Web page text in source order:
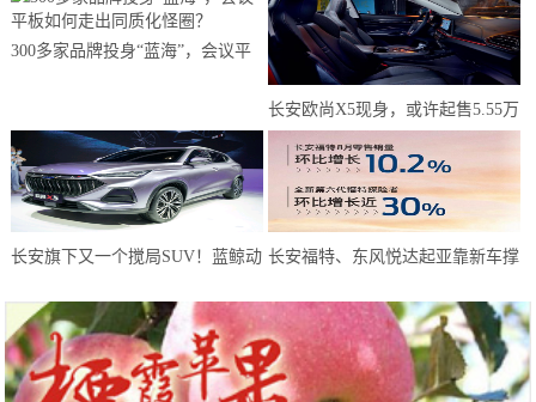
300多家品牌投身“蓝海”，会议平
长安欧尚X5现身，或许起售5.55万
元？年轻人有了新选择
长安旗下又一个搅局SUV！蓝鲸动 长安福特、东风悦达起亚靠新车撑